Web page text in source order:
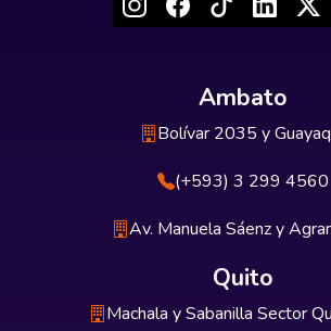
Ambato
Bolívar 2035 y
(+593) 3 299 4560
Av. Manuela Sáenz y
Quito
Machala y Sabanilla Sector